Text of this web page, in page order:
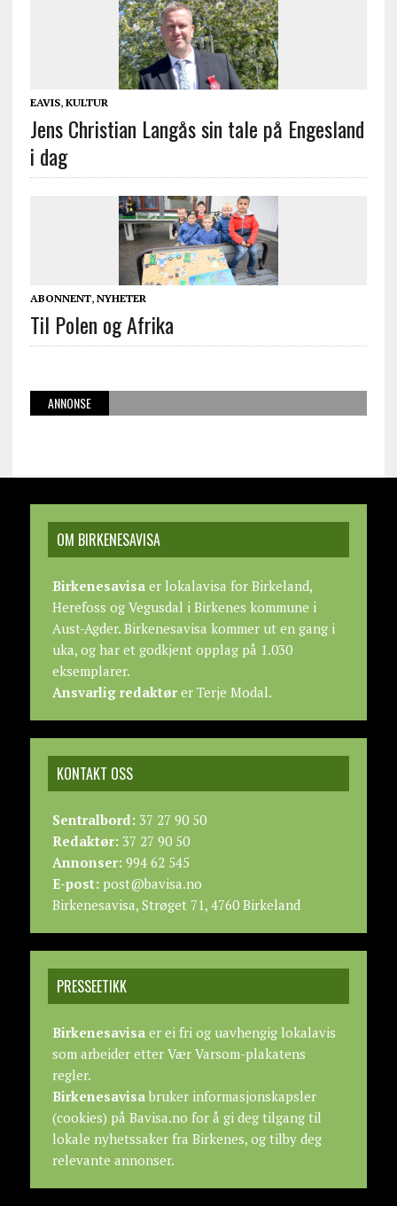
EAVIS, KULTUR
Jens Christian Langås sin tale på Engesland
i dag
ABONNENT, NYHETER
Til Polen og Afrika
ANNONSE
OM BIRKENESAVISA
Birkenesavisaer lokalavisa for Birkeland,
Herefoss og Vegusdal i Birkenes kommune i
Aust-Agder. Birkenesavisa kommer ut en gang i
uka, og har et godkjent opplag på 1.030
eksemplarer.
Ansvarlig redaktører Terje Modal.
KONTAKT OSS
Sentralbord:37 27 90 50
Redaktør:37 27 90 50
Annonser:994 62 545
E-post:post@bavisa.no
Birkenesavisa, Strøget 71, 4760 Birkeland
PRESSEETIKK
Birkenesavisaer ei fri og uavhengig lokalavis
som arbeider etter Vær Varsom-plakatens
regler.
Birkenesavisabruker informasjonskapsler
(cookies) på Bavisa.no for å gi deg tilgang til
lokale nyhetssaker fra Birkenes, og tilby deg
relevante annonser.